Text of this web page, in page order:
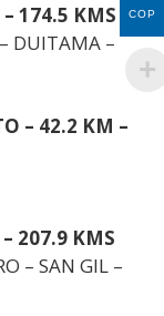
174.5 KMS
DUITAMA –
– 42.2 KM –
207.9 KMS
– SAN GIL –
COP